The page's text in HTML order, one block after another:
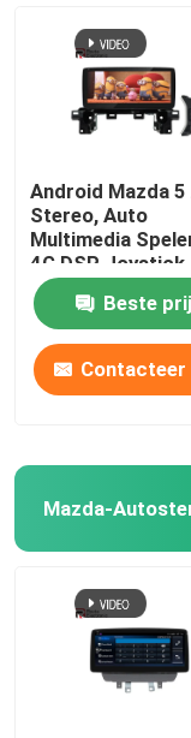
Thuis
Fabrieksreis
Android Mazda
Stereo, Auto
Multimedia
4G DSP Joystick
Beste
Contacteer
Mazda-